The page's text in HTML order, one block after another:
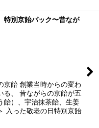
特別京飴パック〜昔なが
京飴 創業当時からの変わ
る、 昔ながらの京飴が五
飴）、宇治抹茶飴、生姜
入った敬老の日特別京飴